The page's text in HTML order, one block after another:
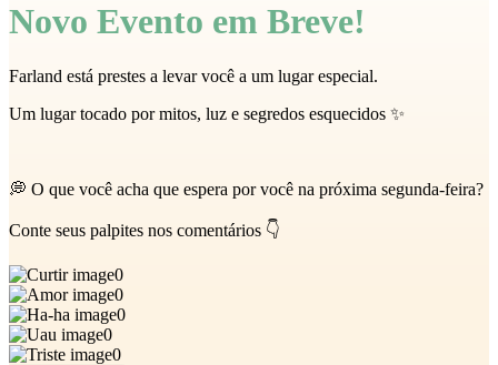
Novo Evento em Breve!
Farland está prestes a levar você a um lugar especial.
Um lugar tocado por mitos, luz e segredos esquecidos ✨
💭 O que você acha que espera por você na próxima segunda-feira?
Conte seus palpites nos comentários 👇
0
0
0
0
0